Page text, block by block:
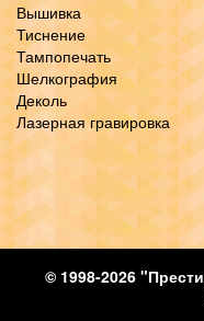
Вышивка
Тиснение
Тампопечать
Шелкография
Деколь
Лазерная гравировка
© 1998-2026